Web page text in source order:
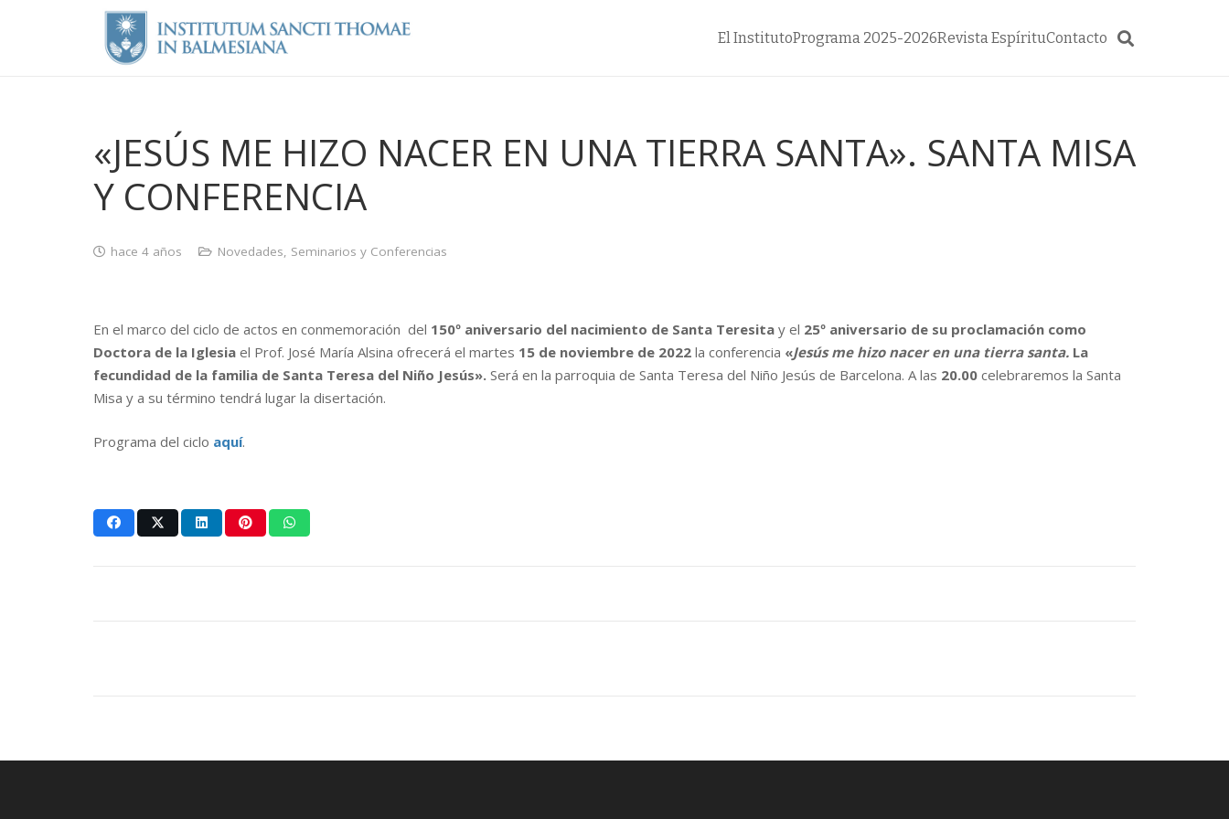
El InstitutoPrograma 2025-2026Revista EspírituContacto
«JESÚS ME HIZO NACER EN UNA TIERRA SANTA». SANTA MISA
Y CONFERENCIA
hace 4 años Novedades, Seminarios y Conferencias
En el marco del ciclo de actos en conmemoración del 150º aniversario del nacimiento de Santa Teresita y el 25º aniversario de su proclamación como
Doctora de la Iglesia el Prof. José María Alsina ofrecerá el martes 15 de noviembre de 2022 la conferencia «Jesús me hizo nacer en una tierra santa. La
fecundidad de la familia de Santa Teresa del Niño Jesús». Será en la parroquia de Santa Teresa del Niño Jesús de Barcelona. A las 20.00 celebraremos la Santa
Misa y a su término tendrá lugar la disertación.
Programa del ciclo aquí.